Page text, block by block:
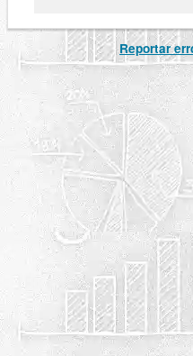
Reportar